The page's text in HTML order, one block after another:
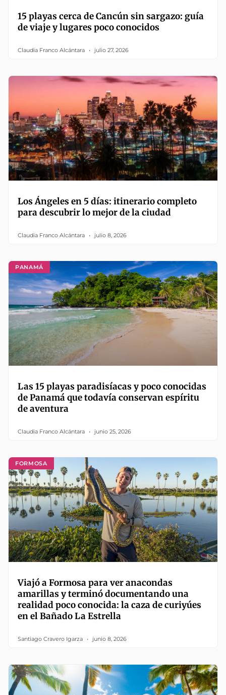
15 playas cerca de Cancún sin sargazo: guía
de viaje y lugares poco conocidos
Claudia Franco Alcántara julio 27, 2026
Los Ángeles en 5 días: itinerario completo
para descubrir lo mejor de la ciudad
Claudia Franco Alcántara julio 8, 2026
PANAMÁ
Las 15 playas paradisíacas y poco conocidas
de Panamá que todavía conservan espíritu
de aventura
Claudia Franco Alcántara junio 25, 2026
FORMOSA
Viajó a Formosa para ver anacondas
amarillas y terminó documentando una
realidad poco conocida: la caza de curiyúes
en el Bañado La Estrella
Santiago Cravero Igarza junio 8, 2026